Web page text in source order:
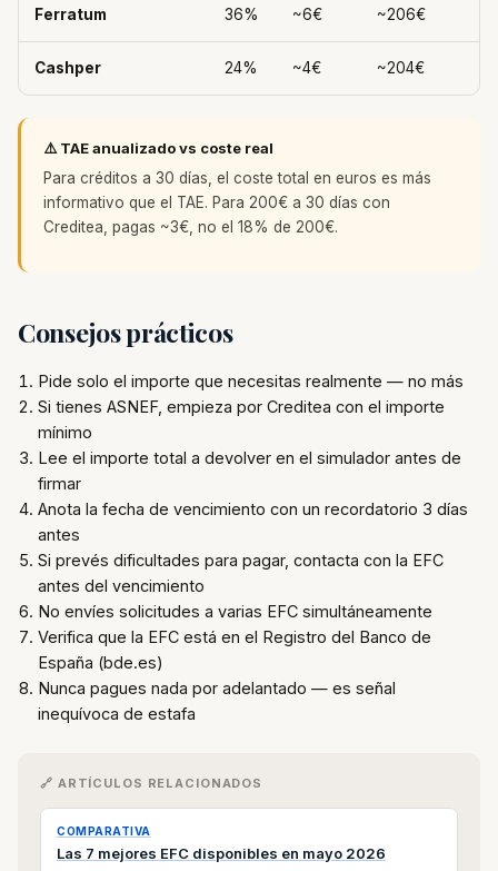
Ferratum 36% ~6€ ~206€
Cashper 24% ~4€ ~204€
⚠️ TAE anualizado vs coste real
Para créditos a 30 días, el coste total en euros es más
informativo que el TAE. Para 200€ a 30 días con
Creditea, pagas ~3€, no el 18% de 200€.
Consejos prácticos
Pide solo el importe que necesitas realmente — no más
Si tienes ASNEF, empieza por Creditea con el importe
mínimo
Lee el importe total a devolver en el simulador antes de
firmar
Anota la fecha de vencimiento con un recordatorio 3 días
antes
Si prevés dificultades para pagar, contacta con la EFC
antes del vencimiento
No envíes solicitudes a varias EFC simultáneamente
Verifica que la EFC está en el Registro del Banco de
España (bde.es)
Nunca pagues nada por adelantado — es señal
inequívoca de estafa
🔗 ARTÍCULOS RELACIONADOS
COMPARATIVA
Las 7 mejores EFC disponibles en mayo 2026